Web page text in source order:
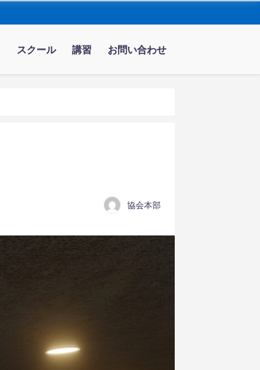
スクール 講習 お問い合わせ
協会本部